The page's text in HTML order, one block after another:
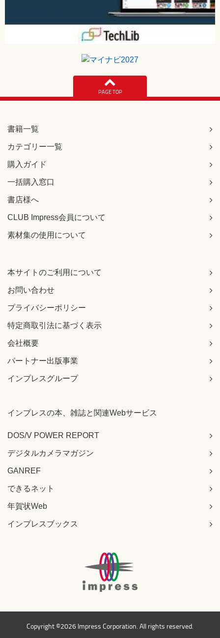
PAGE TOP
書籍一覧
カテゴリー一覧
購入ガイド
一括購入窓口
書店様へ
CLUB Impress会員について
素材集の使用について
本サイトのご利用について
お問い合わせ
プライバシーポリシー
特定商取引法に基づく表示
会社概要
パートナー出版事業
インプレスグループ
インプレスの本、雑誌と関連Webサービス
DOS/V POWER REPORT
デジタルカメラマガジン
GANREF
できるネット
年賀状Web
インプレスブックス
Copyright ©2026 Impress Corporation. All rights reserved.